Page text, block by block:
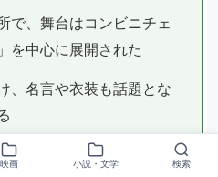
で、舞台はコンビニチェ
を中心に展開された
、名言や衣装も話題とな
映画 小説・文学 検索